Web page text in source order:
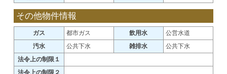
その他物件情報
ガス 都市ガス 飲用水
公営水道
汚水
公共下水 雑排水
公共下水
法令上の制限１